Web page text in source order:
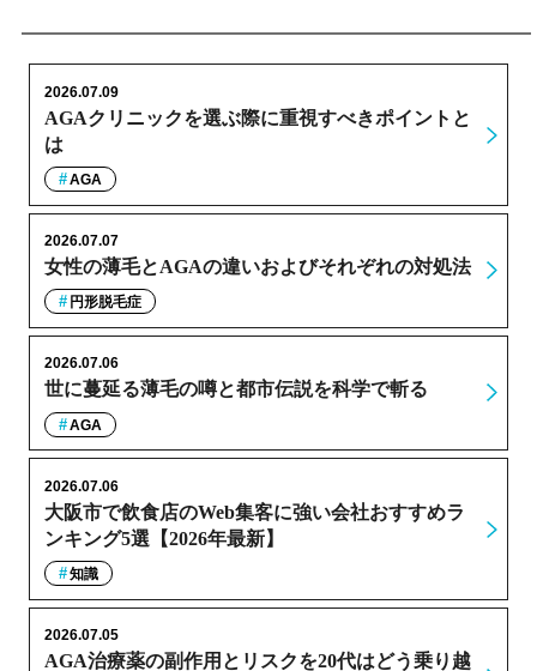
AGAクリニックを選ぶ際に重視すべきポイントと
は
2026.07.09
AGA
女性の薄毛とAGAの違いおよびそれぞれの対処法
2026.07.07
円形脱毛症
世に蔓延る薄毛の噂と都市伝説を科学で斬る
2026.07.06
AGA
大阪市で飲食店のWeb集客に強い会社おすすめラ
ンキング5選【2026年最新】
2026.07.06
知識
AGA治療薬の副作用とリスクを20代はどう乗り越
2026.07.05